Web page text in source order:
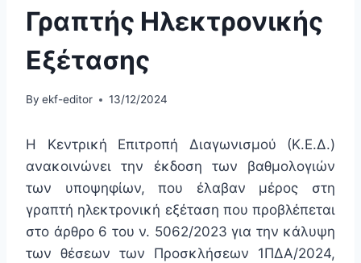
Γραπτής Ηλεκτρονικής
Εξέτασης
By ekf-editor 13/12/2024
H Κεντρική Επιτροπή Διαγωνισμού (Κ.Ε.Δ.)
ανακοινώνει την έκδοση των βαθμολογιών
των υποψηφίων, που έλαβαν μέρος στη
γραπτή ηλεκτρονική εξέταση που προβλέπεται
στο άρθρο 6 του ν. 5062/2023 για την κάλυψη
των θέσεων των Προσκλήσεων 1ΠΔΑ/2024,